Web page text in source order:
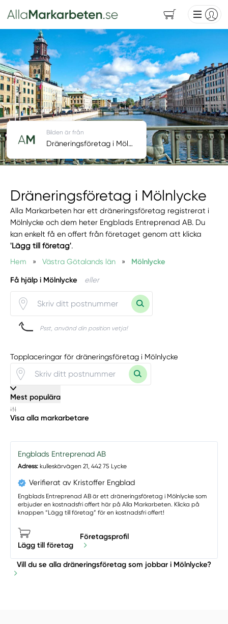
Dräneringsföretag i Mölnlycke
Alla Markarbeten har ett dräneringsföretag registrerat i
Mölnlycke och dem heter Engblads Entreprenad AB. Du
kan enkelt få en offert från företaget genom att klicka
'Lägg till företag'.
Hem
» Västra Götalands län » Mölnlycke
Få hjälp i Mölnlycke eller
Psst, använd din position vetja!
Bilden är från
Dräneringsföretag i Mölnlycke
Topplaceringar för dräneringsföretag i Mölnlycke
Mest populära
Visa alla markarbetare
Engblads Entreprenad AB
Adress:kulleskärvägen 21, 442 75 Lycke
Verifierat av Kristoffer Engblad
Engblads Entreprenad AB är ett dräneringsföretag i Mölnlycke som
erbjuder en kostnadsfri offert här på Alla Markarbeten. Klicka på
knappen “Lägg till företag” för en kostnadsfri offert!
Lägg till företag
Företagsprofil
Vill du se alla dräneringsföretag som jobbar i Mölnlycke?